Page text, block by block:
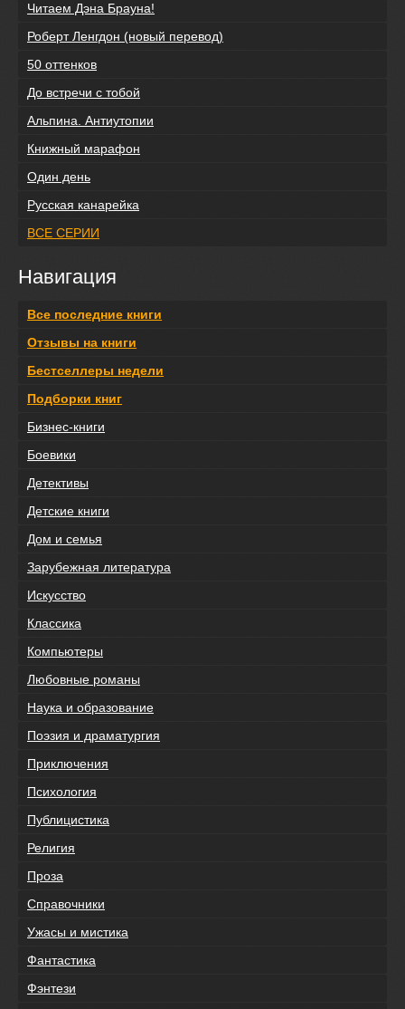
Читаем Дэна Брауна!
Роберт Ленгдон (новый перевод)
50 оттенков
До встречи с тобой
Альпина. Антиутопии
Книжный марафон
Один день
Русская канарейка
ВСЕ СЕРИИ
Навигация
Все последние книги
Отзывы на книги
Бестселлеры недели
Подборки книг
Бизнес-книги
Боевики
Детективы
Детские книги
Дом и семья
Зарубежная литература
Искусство
Классика
Компьютеры
Любовные романы
Наука и образование
Поэзия и драматургия
Приключения
Психология
Публицистика
Религия
Проза
Справочники
Ужасы и мистика
Фантастика
Фэнтези